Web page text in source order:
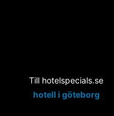
Till hotelspecials.se
hotell i göteborg